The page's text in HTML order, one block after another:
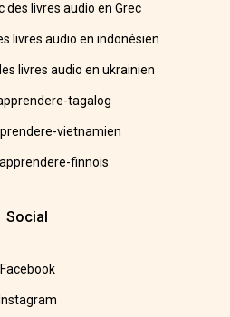
des livres audio en Grec
livres audio en indonésien
livres audio en ukrainien
tagalog
vietnamien
finnois
Social
Facebook
Instagram